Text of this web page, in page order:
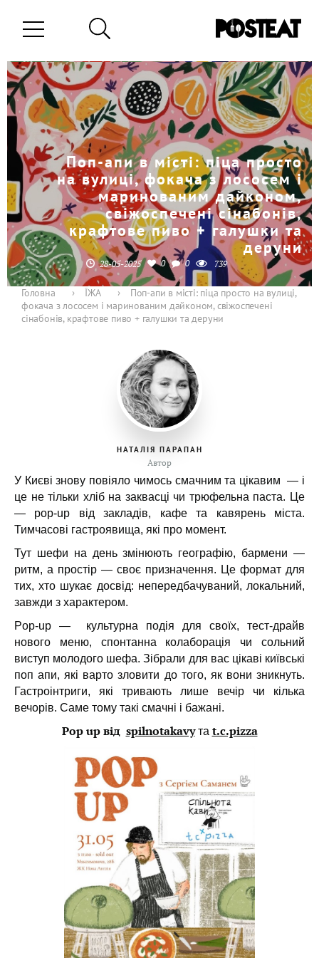
Поп-апи в місті: піца просто
на вулиці, фокача з лососем і
маринованим дайконом,
свіжоспечені сінабонів,
крафтове пиво + галушки та
деруни
28-05-2025 0 0 739
Головна › ЇЖА ›
Поп-апи в місті: піца просто на вулиці,
фокача з лососем і маринованим дайконом, свіжоспечені
сінабонів, крафтове пиво + галушки та деруни
НАТАЛІЯ ПАРАПАН
Автор
У Києві знову повіяло чимось смачним та цікавим — і
це не тільки хліб на заквасці чи трюфельна паста. Це
— pop-up від закладів, кафе та кавярень міста.
Тимчасові гастроявища, які про момент.
Тут шефи на день змінюють географію, бармени —
ритм, а простір — своє призначення. Це формат для
тих, хто шукає досвід: непередбачуваний, локальний,
завжди з характером.
Pop-up — культурна подія для своїх, тест-драйв
нового меню, спонтанна колаборація чи сольний
виступ молодого шефа. Зібрали для вас цікаві київські
поп апи, які варто зловити до того, як вони зникнуть.
Гастроінтриги, які тривають лише вечір чи кілька
вечорів. Саме тому такі смачні і бажані.
Pop up від spilnotakavyта t.c.pizza